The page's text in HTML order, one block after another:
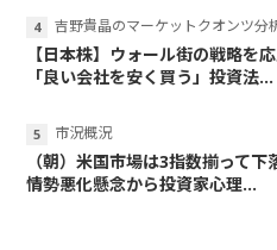
吉野貴晶のマーケットクオンツ分
【日本株】ウォール街の戦略を
「良い会社を安く買う」投資法...
市況概況
（朝）米国市場は3指数揃って
情勢悪化懸念から投資家心理...